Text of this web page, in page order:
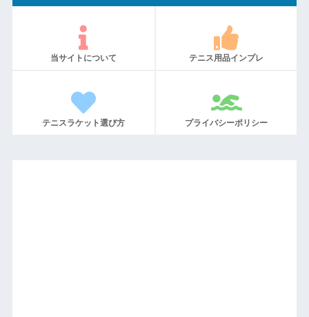
当サイトについて テニス用品インプレ
テニスラケット選び方 プライバシーポリシー